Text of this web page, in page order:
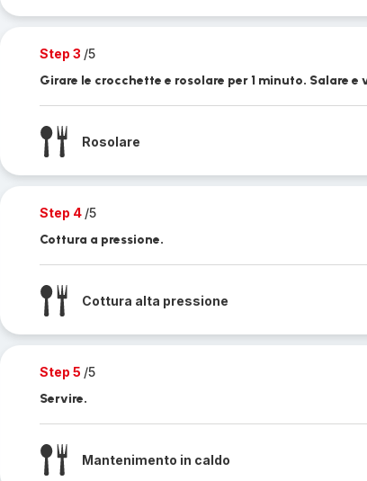
Step 3 /5
Girare le crocchette e rosolare per 1 minuto. Salare e
Rosolare
Step 4 /5
Cottura a pressione.
Cottura alta pressione
Step 5 /5
Servire.
Mantenimento in caldo